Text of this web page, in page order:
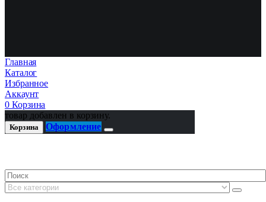
Главная
Каталог
Избранное
Аккаунт
0 Корзина
товар добавлен в корзину.
Корзина Оформление